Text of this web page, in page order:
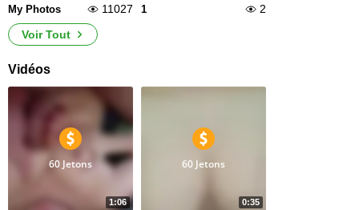
My Photos 11027 1
2
Voir Tout
Vidéos
1:06
60 Jetons
0:35
60 Jetons